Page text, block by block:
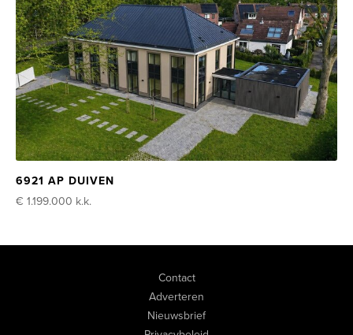
6921 AP DUIVEN
€ 1.199.000 k.k.
Contact
Adverteren
Nieuwsbrief